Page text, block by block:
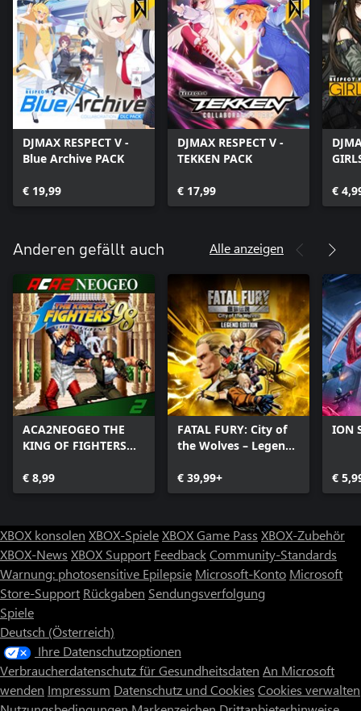
DJMAX RESPECT V -
Blue Archive PACK
€ 19,99
DJMAX RESPECT V -
TEKKEN PACK
€ 17,99
€
Anderen gefällt auch Alle anzeigen
ACA2NEOGEO THE
KING OF FIGHTERS
€ 8,99
FATAL FURY: City of
the Wolves – Legend
€ 39,99+
ION
€
XBOX konsolen XBOX-SpieleXBOX Game Pass XBOX-Zubehör
XBOX-News XBOX Support FeedbackCommunity-Standards
Warnung: photosensitive Epilepsie Microsoft-Konto Microsoft
Store-Support Rückgaben Sendungsverfolgung
Spiele
Deutsch (Österreich)
Ihre Datenschutzoptionen
Verbraucherdatenschutz für Gesundheitsdaten An Microsoft
wenden Impressum Datenschutz und Cookies Cookies verwalten